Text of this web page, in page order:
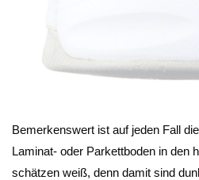
Bemerkenswert ist auf jeden Fall
Laminat- oder Parkettboden in den
schätzen weiß, denn damit sind